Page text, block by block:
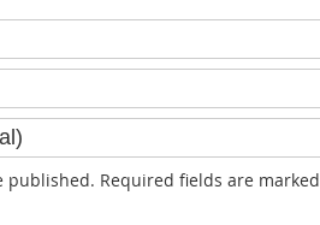
published. Required fields are marked